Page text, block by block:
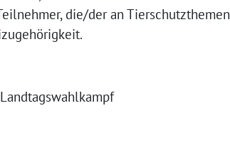
die/der an Tierschutzthemen